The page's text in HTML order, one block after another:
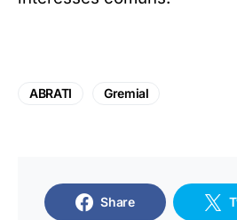
ABRATI Gremial
Share